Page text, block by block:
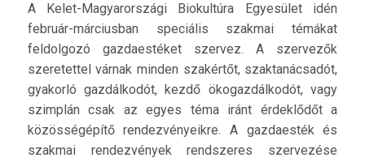
A Kelet-Magyarországi Biokultúra Egyesület idén
február-márciusban speciális szakmai témákat
feldolgozó gazdaestéket szervez. A szervezők
szeretettel várnak minden szakértőt, szaktanácsadót,
gyakorló gazdálkodót, kezdő ökogazdálkodót, vagy
szimplán csak az egyes téma iránt érdeklődőt a
közösségépítő rendezvényeikre. A gazdaesték és
szakmai rendezvények rendszeres szervezése